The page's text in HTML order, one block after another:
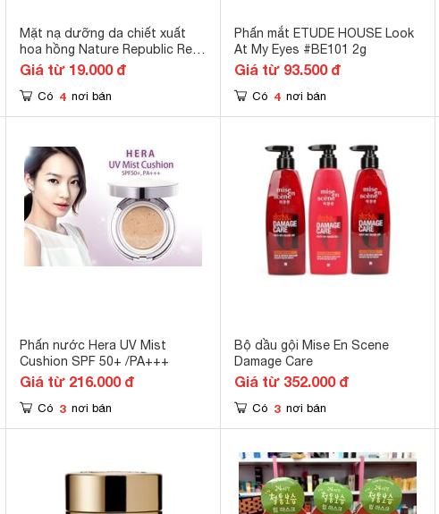
Mặt nạ dưỡng da chiết xuất
hoa hồng Nature Republic Real
Nature Rose Mask Sheet
Giá từ 19.000 đ
Có 4 nơi bán
Phấn mắt ETUDE HOUSE Look
At My Eyes #BE101 2g
Giá từ 93.500 đ
Có 4 nơi bán
Phấn nước Hera UV Mist
Cushion SPF 50+ /PA+++
Giá từ 216.000 đ
Có 3 nơi bán
Bộ dầu gội Mise En Scene
Damage Care
Giá từ 352.000 đ
Có 3 nơi bán